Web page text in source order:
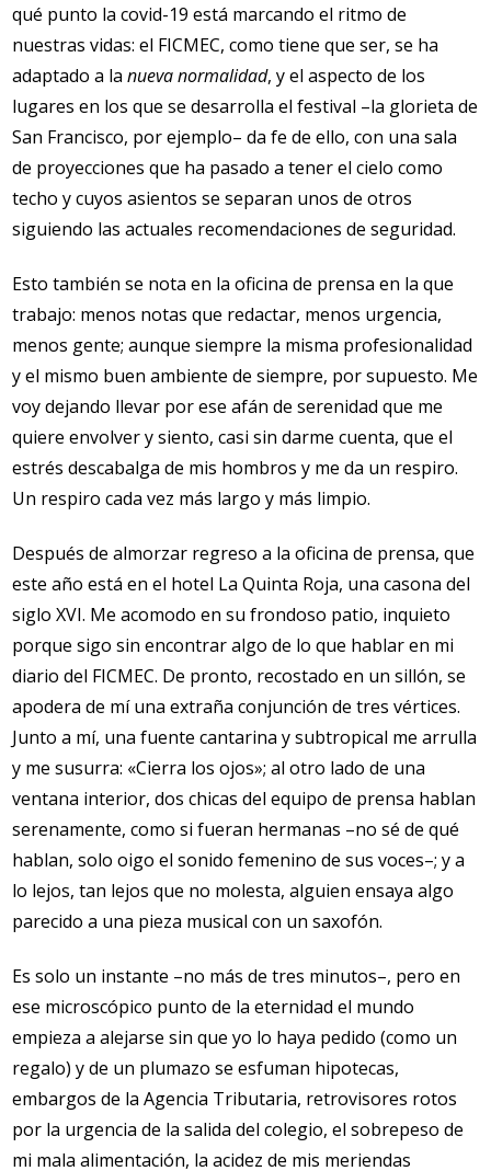
qué punto la covid-19 está marcando el ritmo de
nuestras vidas: el FICMEC, como tiene que ser, se ha
adaptado a lanueva normalidad, y el aspecto de los
lugares en los que se desarrolla el festival –la glorieta de
San Francisco, por ejemplo– da fe de ello, con una sala
de proyecciones que ha pasado a tener el cielo como
techo y cuyos asientos se separan unos de otros
siguiendo las actuales recomendaciones de seguridad.
Esto también se nota en la oficina de prensa en la que
trabajo: menos notas que redactar, menos urgencia,
menos gente; aunque siempre la misma profesionalidad
y el mismo buen ambiente de siempre, por supuesto. Me
voy dejando llevar por ese afán de serenidad que me
quiere envolver y siento, casi sin darme cuenta, que el
estrés descabalga de mis hombros y me da un respiro.
Un respiro cada vez más largo y más limpio.
Después de almorzar regreso a la oficina de prensa, que
este año está en el hotel La Quinta Roja, una casona del
siglo XVI. Me acomodo en su frondoso patio, inquieto
porque sigo sin encontrar algo de lo que hablar en mi
diario del FICMEC. De pronto, recostado en un sillón, se
apodera de mí una extraña conjunción de tres vértices.
Junto a mí, una fuente cantarina y subtropical me arrulla
y me susurra: «Cierra los ojos»; al otro lado de una
ventana interior, dos chicas del equipo de prensa hablan
serenamente, como si fueran hermanas –no sé de qué
hablan, solo oigo el sonido femenino de sus voces–; y a
lo lejos, tan lejos que no molesta, alguien ensaya algo
parecido a una pieza musical con un saxofón.
Es solo un instante –no más de tres minutos–, pero en
ese microscópico punto de la eternidad el mundo
empieza a alejarse sin que yo lo haya pedido (como un
regalo) y de un plumazo se esfuman hipotecas,
embargos de la Agencia Tributaria, retrovisores rotos
por la urgencia de la salida del colegio, el sobrepeso de
mi mala alimentación, la acidez de mis meriendas